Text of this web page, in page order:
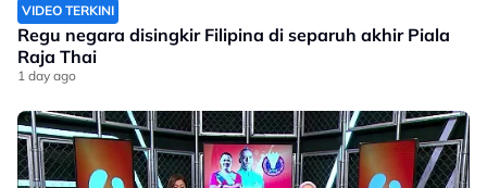
VIDEO TERKINI
Regu negara disingkir Filipina di separuh akhir Piala
Raja Thai
1 day ago